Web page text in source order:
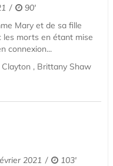
90'
Mary et de sa fille
les morts en étant mise
connexion...
, Brittany Shaw
2021
103'